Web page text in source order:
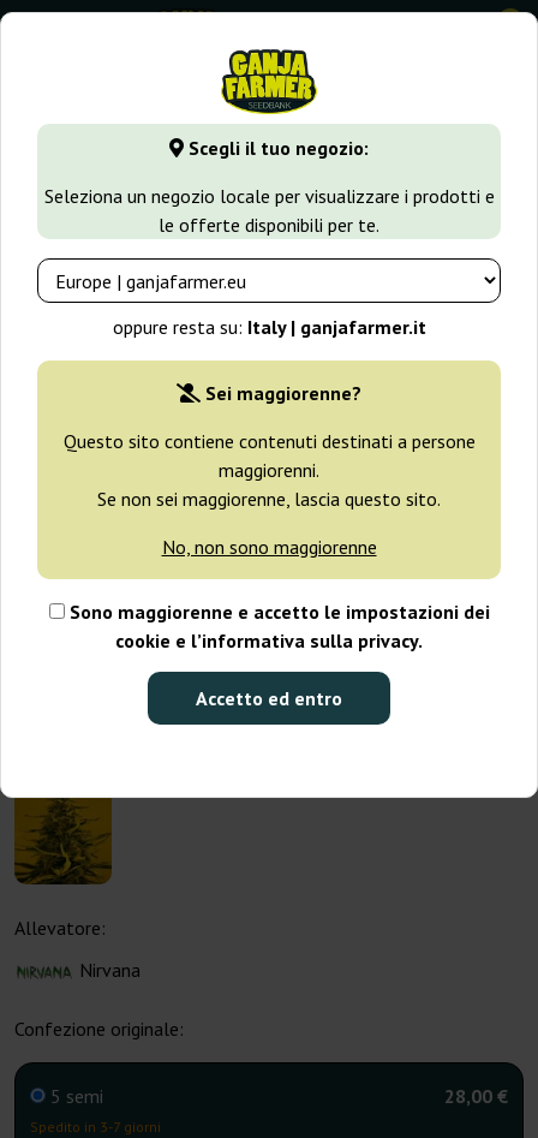
Scegli il tuo negozio:
Seleziona un negozio locale per visualizzare i prodotti e
le offerte disponibili per te.
oppure resta su: Italy | ganjafarmer.it
Sei maggiorenne?
Questo sito contiene contenuti destinati a persone
maggiorenni.
Se non sei maggiorenne, lascia questo sito.
No, non sono maggiorenne
Sono maggiorenne e accetto le impostazioni dei
cookie e l’informativa sulla privacy.
Accetto ed entro
0
GanjaFarmer.it Varietà di Cannabis White Widow White
Allevatore:
Nirvana
Confezione originale:
5 semi
Spedito in 3-7 giorni
28,00 €